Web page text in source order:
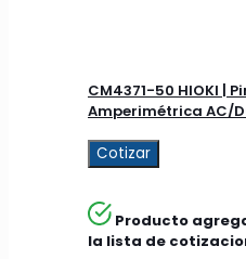
CM4371-50 HIOKI |
Amperimétrica AC/
Cotizar
Producto
la lista de